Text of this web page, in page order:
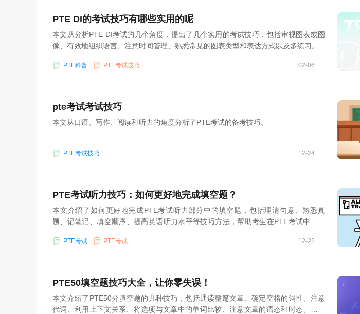
PTE DI的考试技巧有哪些实用的呢
本文从分析PTE DI考试的几个角度，提出了几个实用的考试技巧，包括审视图表或图
像、有效地组织语言、注意时间管理、熟悉常见的图表类型和表达方式以及多练习。
PTE科普 PTE考试技巧 02-06
pte考试考试技巧
本文从口语、写作、阅读和听力的角度分析了PTE考试的备考技巧。
PTE考试技巧 12-24
PTE考试听力技巧：如何更好地完成填空题？
本文介绍了如何更好地完成PTE考试听力部分中的填空题，包括理清句意、熟悉真
题、记笔记、填空顺序、提高英语听力水平等技巧方法，帮助考生在PTE考试中获得
PTE考试 PTE考试 12-22
PTE50填空题技巧大全，让你零失误！
本文介绍了PTE50分填空题的几种技巧，包括通读整篇文章、确定空格的词性、注意
代词、利用上下文关系、将选项与文章中的单词比较、注意文章的语态和时态、熟悉